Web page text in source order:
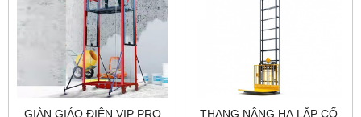
GIÀN GIÁO ĐIỆN VIP PRO
THANG NÂNG HẠ LẮP CỐ